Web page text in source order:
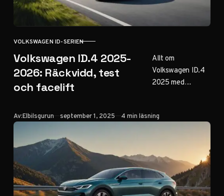
KATEGORI
VOLKSWAGEN ID-SERIEN
Volkswagen ID.4 2025-
2026: Räckvidd, test
och facelift
Allt om
Volkswagen ID.4
2025 med
km, snabbare 200
kommande
storfaceliften
2026 med ny
design.
Av:Elbilsgurun Publicerad
september 1, 2025 4 min läsning